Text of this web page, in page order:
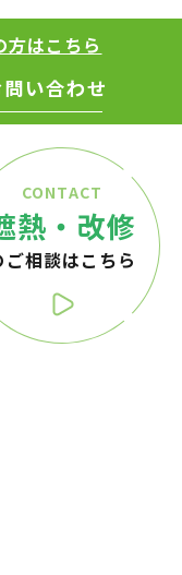
方はこちら
い合わせ
CONTACT
熱・改修
ご相談はこちら